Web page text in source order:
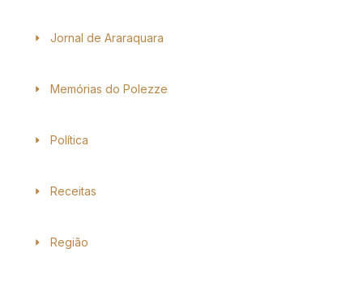
Jornal de Araraquara
Memórias do Polezze
Política
Receitas
Região